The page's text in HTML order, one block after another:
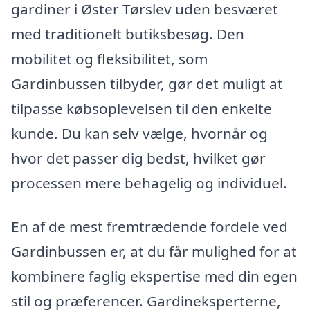
gardiner i Øster Tørslev uden besværet
med traditionelt butiksbesøg. Den
mobilitet og fleksibilitet, som
Gardinbussen tilbyder, gør det muligt at
tilpasse købsoplevelsen til den enkelte
kunde. Du kan selv vælge, hvornår og
hvor det passer dig bedst, hvilket gør
processen mere behagelig og individuel.
En af de mest fremtrædende fordele ved
Gardinbussen er, at du får mulighed for at
kombinere faglig ekspertise med din egen
stil og præferencer. Gardineksperterne,